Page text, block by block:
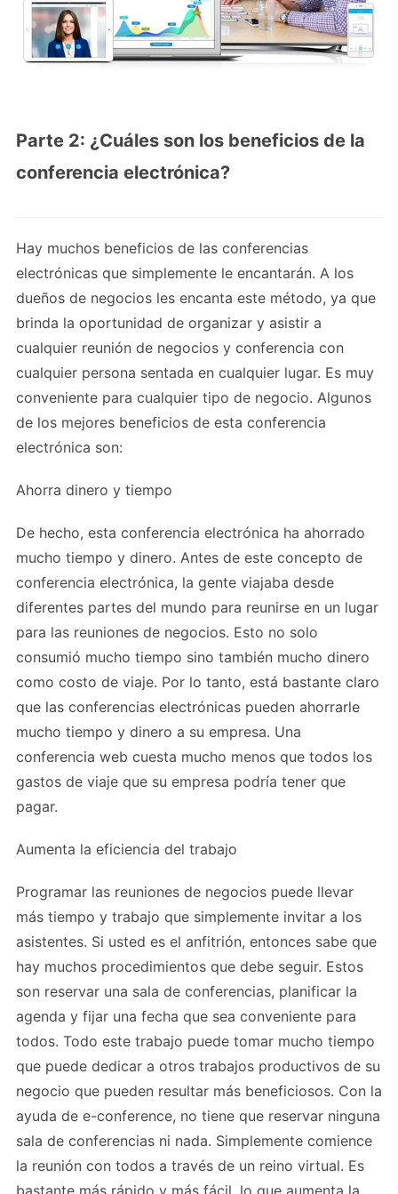
Parte 2: ¿Cuáles son los beneficios de la
conferencia electrónica?
Hay muchos beneficios de las conferencias
electrónicas que simplemente le encantarán. A los
dueños de negocios les encanta este método, ya que
brinda la oportunidad de organizar y asistir a
cualquier reunión de negocios y conferencia con
cualquier persona sentada en cualquier lugar. Es muy
conveniente para cualquier tipo de negocio. Algunos
de los mejores beneficios de esta conferencia
electrónica son:
Ahorra dinero y tiempo
De hecho, esta conferencia electrónica ha ahorrado
mucho tiempo y dinero. Antes de este concepto de
conferencia electrónica, la gente viajaba desde
diferentes partes del mundo para reunirse en un lugar
para las reuniones de negocios. Esto no solo
consumió mucho tiempo sino también mucho dinero
como costo de viaje. Por lo tanto, está bastante claro
que las conferencias electrónicas pueden ahorrarle
mucho tiempo y dinero a su empresa. Una
conferencia web cuesta mucho menos que todos los
gastos de viaje que su empresa podría tener que
pagar.
Aumenta la eficiencia del trabajo
Programar las reuniones de negocios puede llevar
más tiempo y trabajo que simplemente invitar a los
asistentes. Si usted es el anfitrión, entonces sabe que
hay muchos procedimientos que debe seguir. Estos
son reservar una sala de conferencias, planificar la
agenda y fijar una fecha que sea conveniente para
todos. Todo este trabajo puede tomar mucho tiempo
que puede dedicar a otros trabajos productivos de su
negocio que pueden resultar más beneficiosos. Con la
ayuda de e-conference, no tiene que reservar ninguna
sala de conferencias ni nada. Simplemente comience
la reunión con todos a través de un reino virtual. Es